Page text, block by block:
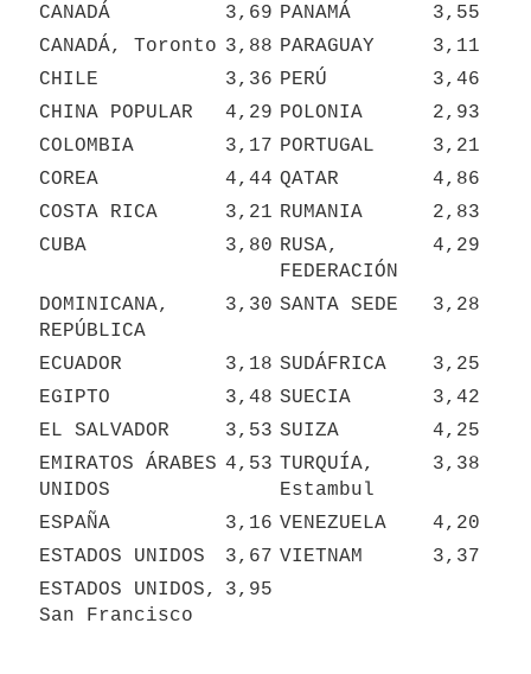
CANADÁ
3,69 PANAMÁ
3,55
CANADÁ, Toronto 3,88 PARAGUAY
3,11
CHILE
3,36 PERÚ
3,46
CHINA POPULAR
4,29 POLONIA
2,93
COLOMBIA
3,17 PORTUGAL
3,21
COREA
4,44 QATAR
4,86
COSTA RICA
3,21 RUMANIA
2,83
CUBA
3,80 RUSA,
FEDERACIÓN
4,29
DOMINICANA,
REPÚBLICA
3,30 SANTA SEDE 3,28
ECUADOR 3,18 SUDÁFRICA
3,25
EGIPTO
3,48 SUECIA
3,42
EL SALVADOR
3,53 SUIZA
4,25
EMIRATOS ÁRABES
UNIDOS
4,53 TURQUÍA,
Estambul
3,38
ESPAÑA 3,16 VENEZUELA
4,20
ESTADOS UNIDOS
3,67 VIETNAM
3,37
ESTADOS UNIDOS,
San Francisco
3,95